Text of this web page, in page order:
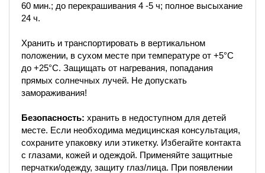
60 мин.; до перекрашивания 4 -5 ч; полное высыхание
24 ч.
Хранить и транспортировать в вертикальном
положении, в сухом месте при температуре от +5°С
до +25°С. Защищать от нагревания, попадания
прямых солнечных лучей. Не допускать
замораживания!
Безопасность: хранить в недоступном для детей
месте. Если необходима медицинская консультация,
сохраните упаковку или этикетку. Избегайте контакта
с глазами, кожей и одеждой. Применяйте защитные
перчатки/одежду, защиту глаз/лица. При появлении